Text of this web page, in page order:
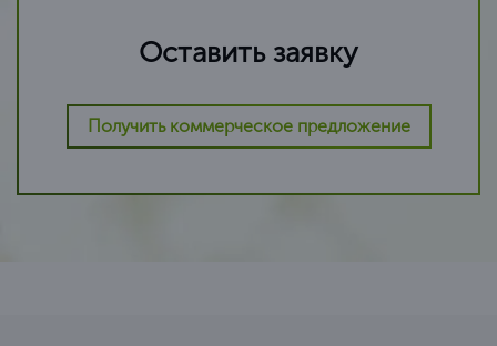
Оставить заявку
Получить коммерческое предложение